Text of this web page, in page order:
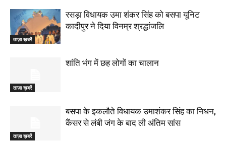
ताज़ा ख़बरें
रसड़ा विधायक उमा शंकर सिंह को बसपा यूनिट
कादीपुर ने दिया विनम्र श्रद्धांजलि
ताज़ा ख़बरें
शांति भंग में छह लोगों का चालान
ताज़ा ख़बरें
बसपा के इकलौते विधायक उमाशंकर सिंह का निधन,
कैंसर से लंबी जंग के बाद ली अंतिम सांस